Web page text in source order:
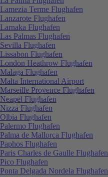
Lamezia Terme Flughafen
Lanzarote Flughafen
Larnaka Flughafen
Las Palmas Flughafen
Sevilla Flughafen
Lissabon Flughafen
London Heathrow Flughafen
Malaga Flughafen
Malta International Airport
Marseille Provence Flughafen
Neapel Flughafen
Nizza Flughafen
Olbia Flughafen
Palermo Flughafen
Palma de Mallorca Flughafen
Paphos Flughafen
Paris Charles de Gaulle Flughafen
Pico Flughafen
Ponta Delgada Nordela Flughafen